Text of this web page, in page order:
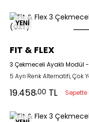
YENİ
FIT & FLEX
3 Çekmeceli Ayaklı Modül
5 Ayrı Renk Alternatifi, Çok
19.458,00 TL Sepette